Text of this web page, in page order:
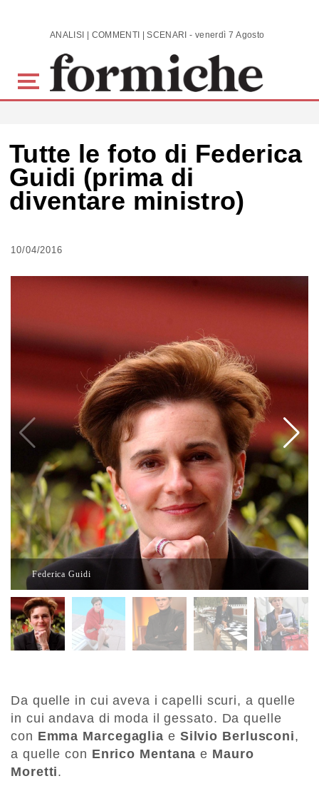
Skip to main content ANALISI | COMMENTI | SCENARI - venerdì 7 Agosto 2026
Tutte le foto di Federica
Guidi (prima di
diventare ministro)
10/04/2016
Federica Guidi
Da quelle in cui aveva i capelli scuri, a quelle
in cui andava di moda il gessato. Da quelle
con Emma Marcegaglia e Silvio Berlusconi,
a quelle con Enrico Mentana e Mauro
Moretti.